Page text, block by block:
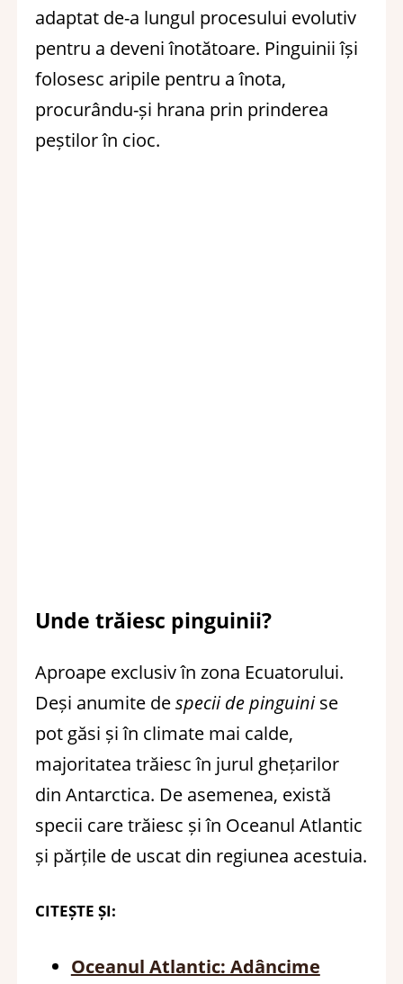
adaptat de-a lungul procesului evolutiv
pentru a deveni înotătoare. Pinguinii își
folosesc aripile pentru a înota,
procurându-și hrana prin prinderea
peștilor în cioc.
Unde trăiesc pinguinii?
Aproape exclusiv în zona Ecuatorului.
Deși anumite despecii de pinguinise
pot găsi și în climate mai calde,
majoritatea trăiesc în jurul ghețarilor
din Antarctica. De asemenea, există
specii care trăiesc și în Oceanul Atlantic
și părțile de uscat din regiunea acestuia.
CITEȘTE ȘI:
Oceanul Atlantic: Adâncime